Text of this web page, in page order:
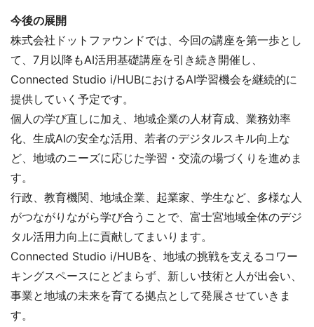
今後の展開
株式会社ドットファウンドでは、今回の講座を第一歩とし
て、7月以降もAI活用基礎講座を引き続き開催し、
Connected Studio i/HUBにおけるAI学習機会を継続的に
提供していく予定です。
個人の学び直しに加え、地域企業の人材育成、業務効率
化、生成AIの安全な活用、若者のデジタルスキル向上な
ど、地域のニーズに応じた学習・交流の場づくりを進めま
す。
行政、教育機関、地域企業、起業家、学生など、多様な人
がつながりながら学び合うことで、富士宮地域全体のデジ
タル活用力向上に貢献してまいります。
Connected Studio i/HUBを、地域の挑戦を支えるコワー
キングスペースにとどまらず、新しい技術と人が出会い、
事業と地域の未来を育てる拠点として発展させていきま
す。